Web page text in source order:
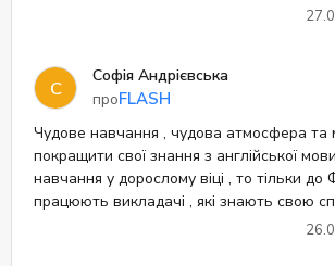
С
Софія Андрієвська
проFLASH
Чудове навчання , чудова атмосфера та
покращити свої знання з англійської
навчання у дорослому віці , то тільки
працюють викладачі , які знають свою